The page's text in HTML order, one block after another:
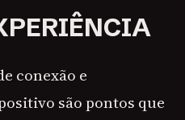
conexão e
são pontos que